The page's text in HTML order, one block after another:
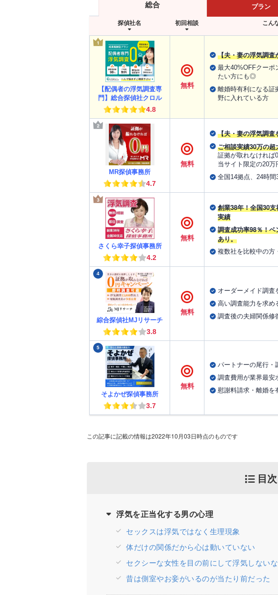
総合 プラン
探偵社名 初回相談 こん
【配偶者の浮気調査専
門】総合探偵社クロル
4.8
無料
【夫・妻の浮気調査
最大40%OFFクーポ
たい方にも◎
離婚時有利になる証
野に入れている方
MR探偵事務所
4.7
無料
【夫・妻の浮気調査
ご相談実績30万の超
証拠が取れなければ
当サイト限定の20万
全国14拠点、24時
さくら幸子探偵事務所
4.2
無料
創業38年！全国30
実績
調査成功率98％！
あり。
複数社を比較中の方
4
綜合探偵社MJリサーチ
3.8
無料
オーダーメイド調査
高い調査能力を求め
調査後の夫婦関係修
5
そよかぜ探偵事務所
3.7
無料
パートナーの尾行・
調査費用が業界最安
慰謝料請求・離婚を
この記事に記載の情報は2022年10月03日時点のものです
目次
浮気を正当化する男の心理
セックスは浮気ではなく生理現象
体だけの関係だから心は動いていない
セクシーな女性を目の前にして浮気しない
昔は側室やお妾がいるのが当たり前だった